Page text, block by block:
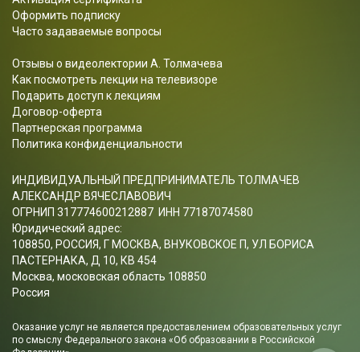
Оформить подписку
Часто задаваемые вопросы
Отзывы о видеолектории А. Толмачева
Как посмотреть лекции на телевизоре
Подарить доступ к лекциям
Договор-оферта
Партнерская программа
Политика конфиденциальности
ИНДИВИДУАЛЬНЫЙ ПРЕДПРИНИМАТЕЛЬ ТОЛМАЧЕВ
АЛЕКСАНДР ВЯЧЕСЛАВОВИЧ
ОГРНИП 317774600212887 ИНН 77187074580
Юридический адрес:
108850, РОССИЯ, Г МОСКВА, ВНУКОВСКОЕ П, УЛ БОРИСА
ПАСТЕРНАКА, Д 10, КВ 454
Москва, московская область 108850
Россия
Оказание услуг не является предоставлением образовательных услуг
по смыслу Федерального закона «Об образовании в Российской